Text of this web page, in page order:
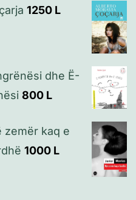
1250 L
dhe Ë-
800 L
zemër kaq e
1000 L